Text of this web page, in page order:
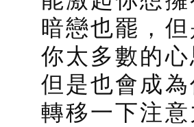
暗戀也罷，
你太多數的
但是也會成
轉移一下注